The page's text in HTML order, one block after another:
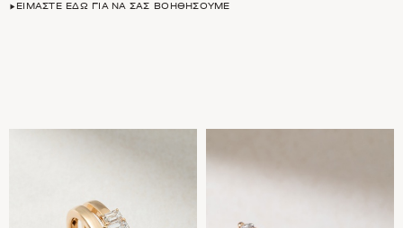
ΕΊΜΑΣΤΕ ΕΔΏ ΓΙΑ ΝΑ ΣΑΣ ΒΟΗΘΉΣΟΥΜΕ